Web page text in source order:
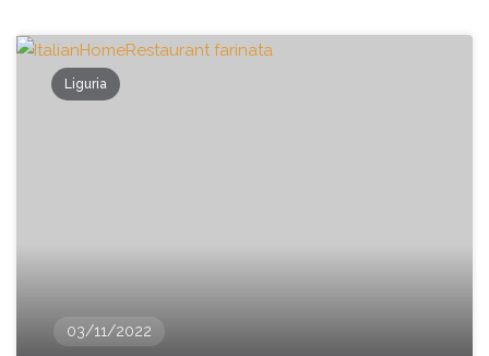
Liguria
03/11/2022